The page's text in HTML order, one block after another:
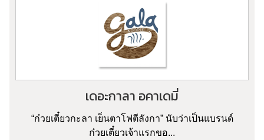
เดอะกาลา อคาเดมี่
“ก๋วยเตี๋ยวกะลา เย็นตาโฟตีลังกา” นับว่าเป็นแบรนด์
ก๋วยเตี๋ยวเจ้าแรกขอ...